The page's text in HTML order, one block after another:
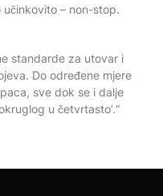
– non-stop.
standarde za utovar i
Do određene mjere
sve dok se i dalje
u četvrtasto’.“